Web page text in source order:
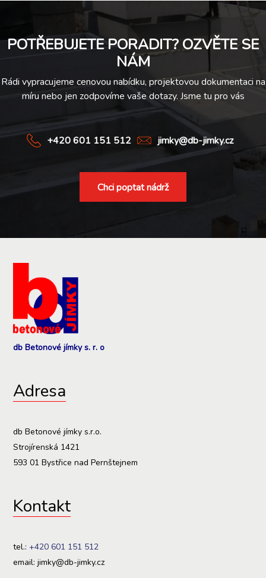
POTŘEBUJETE PORADIT? OZVĚTE SE
NÁM
Rádi vypracujeme cenovou nabídku, projektovou dokumentaci na
míru nebo jen zodpovíme vaše dotazy. Jsme tu pro vás
+420 601 151 512 jimky@db-jimky.cz
Chci poptat nádrž
db Betonové jímky s. r. o
Adresa
db Betonové jímky s.r.o.
Strojírenská 1421
593 01 Bystřice nad Pernštejnem
Kontakt
tel.: +420 601 151 512
email: jimky@db-jimky.cz